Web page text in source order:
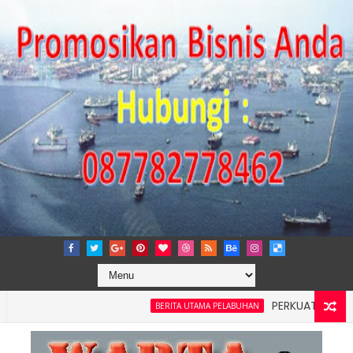
BERITA UTAMA PELABUHAN PERKUAT TATA